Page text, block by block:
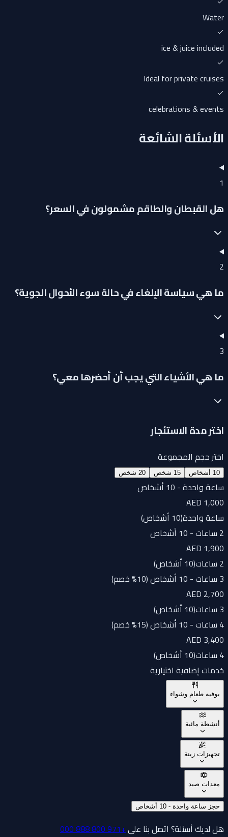
Water
ice & juice included
Ideal for private cruises
celebrations & events
الأسئلة الشائعة
هل القبطان والطاقم مشمولون في السعر؟
ما هي سياسة الإلغاء في حالة سوء الأحوال الجوية؟
ما هي الأشياء التي يجب أن أحضرها معي؟
اختر مدة الاستئجار
اختر حجم المجموعة
10 أشخاص 15 شخص 20 شخص
ساعة واحدة - 10 أشخاص
AED 1,000
ساعة واحدة(10 أشخاص
AED 1,900
(10 أشخاص
AED 2,700
(10 أشخاص
4 ساعات - 10 أشخاص (15% خصم)
AED 3,400
4 ساعات
(10 أشخاص
خدمات إضافية اختيارية
بوفيه طعام وشواء
أنشطة مائية
تجهيزات زينة
معدات صيد
حجز ساعة واحدة - 10 أشخاص
هل لديك أسئلة؟ اتصل بنا على +971 800 888 000